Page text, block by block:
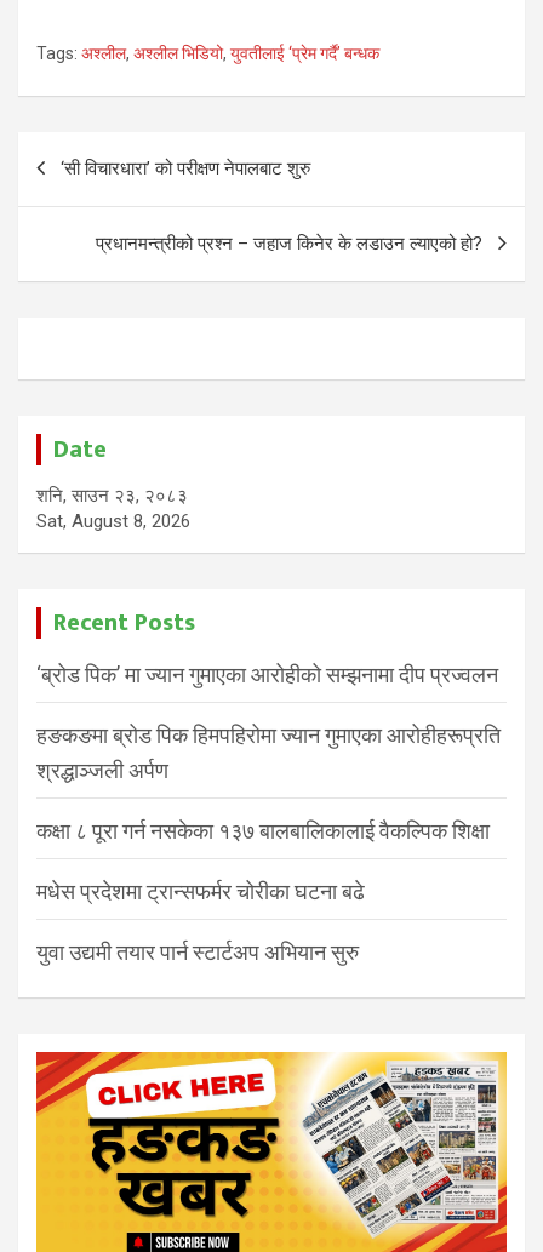
Tags: अश्लील, अश्लील भिडियो, युवतीलाई ‘प्रेम गर्दै’ बन्धक
Post
navigation
‘सी विचारधारा’ को परीक्षण नेपालबाट शुरु
प्रधानमन्त्रीको प्रश्न – जहाज किनेर के लडाउन ल्याएको हो?
Date
शनि, साउन २३, २०८३
Sat, August 8, 2026
Recent Posts
‘ब्रोड पिक’ मा ज्यान गुमाएका आरोहीको सम्झनामा दीप प्रज्वलन
हङकङमा ब्रोड पिक हिमपहिरोमा ज्यान गुमाएका आरोहीहरूप्रति
श्रद्धाञ्जली अर्पण
कक्षा ८ पूरा गर्न नसकेका १३७ बालबालिकालाई वैकल्पिक शिक्षा
मधेस प्रदेशमा ट्रान्सफर्मर चोरीका घटना बढे
युवा उद्यमी तयार पार्न स्टार्टअप अभियान सुरु